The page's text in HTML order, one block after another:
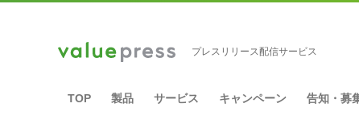
プレスリリース配信サービス
TOP 製品 サービス キャンペーン 告知・募